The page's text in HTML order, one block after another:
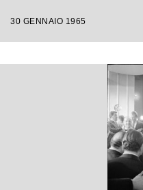
30 GENNAIO 1965